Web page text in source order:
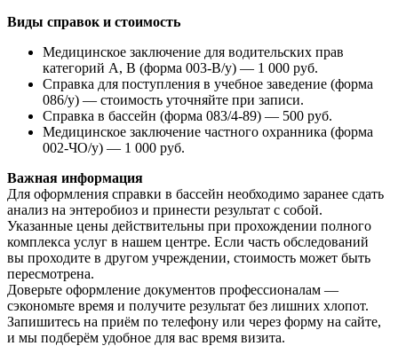
Виды справок и стоимость
Медицинское заключение для водительских прав
категорий А, В (форма 003-В/у) — 1 000 руб.
Справка для поступления в учебное заведение (форма
086/у) — стоимость уточняйте при записи.
Справка в бассейн (форма 083/4-89) — 500 руб.
Медицинское заключение частного охранника (форма
002-ЧО/у) — 1 000 руб.
Важная информация
Для оформления справки в бассейн необходимо заранее сдать
анализ на энтеробиоз и принести результат с собой.
Указанные цены действительны при прохождении полного
комплекса услуг в нашем центре. Если часть обследований
вы проходите в другом учреждении, стоимость может быть
пересмотрена.
Доверьте оформление документов профессионалам —
сэкономьте время и получите результат без лишних хлопот.
Запишитесь на приём по телефону или через форму на сайте,
и мы подберём удобное для вас время визита.